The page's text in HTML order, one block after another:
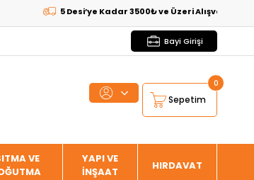
5 Desi’ye Kadar 3500₺ ve Üzeri Alışverişlerde
Bayi Girişi
Sepetim
0
VE
YAPI VE
İNŞAAT
HIRDAVAT